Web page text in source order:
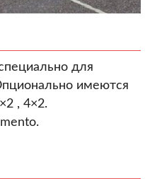
для
имеются
, 4×2.